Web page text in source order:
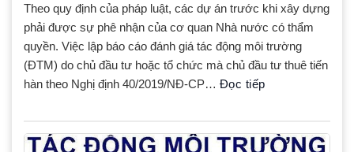
Theo quy định của pháp luật, các dự án trước khi xây dựng
phải được sự phê nhận của cơ quan Nhà nước có thẩm
quyền. Việc lập báo cáo đánh giá tác động môi trường
(ĐTM) do chủ đầu tư hoặc tổ chức mà chủ đầu tư thuê tiến
hàn theo Nghị định 40/2019/NĐ-CP… Đọc tiếp